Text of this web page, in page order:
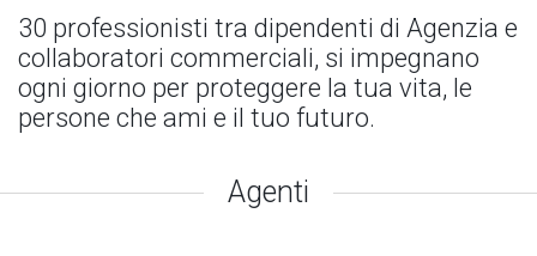
30 professionisti tra dipendenti di Agenzia e
collaboratori commerciali, si impegnano
ogni giorno per proteggere la tua vita, le
persone che ami e il tuo futuro.
Agenti